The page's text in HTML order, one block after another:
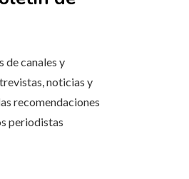
de canales y
noticias y
recomendaciones
periodistas